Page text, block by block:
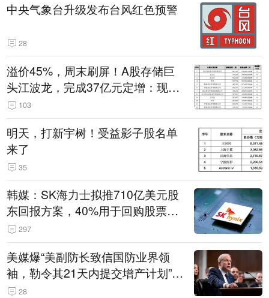
中央气象台升级发布台风红色预警
28
溢价45%，周末刷屏！A股存储巨
头江波龙，完成37亿元定增：现价
386.6元，定增价560元
103
明天，打新宇树！受益影子股名单
来了
35
韩媒：SK海力士拟推710亿美元股
东回报方案，40%用于回购股票，
相当于美股发行规模
297
美媒爆“美副防长致信国防业界领
袖，勒令其21天内提交增产计划”，
五角大楼回应
28